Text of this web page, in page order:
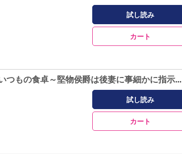
試し読み
カート
侯爵家のいたって平和ないつもの食卓～堅物侯爵は後妻に事細かに指示をする～（コミック） 2巻
試し読み
カート